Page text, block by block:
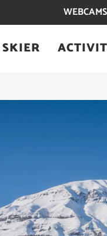
WEBCAMS
SKIER